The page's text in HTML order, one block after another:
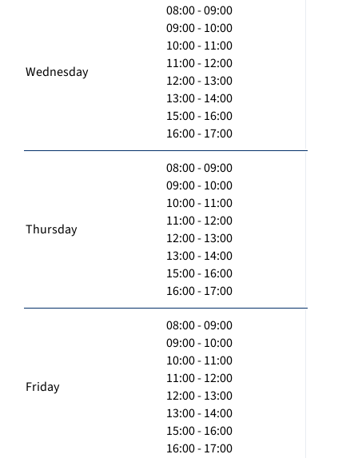
Wednesday
08:00 - 09:00
09:00 - 10:00
10:00 - 11:00
11:00 - 12:00
12:00 - 13:00
13:00 - 14:00
15:00 - 16:00
16:00 - 17:00
Thursday
08:00 - 09:00
09:00 - 10:00
10:00 - 11:00
11:00 - 12:00
12:00 - 13:00
13:00 - 14:00
15:00 - 16:00
16:00 - 17:00
Friday
08:00 - 09:00
09:00 - 10:00
10:00 - 11:00
11:00 - 12:00
12:00 - 13:00
13:00 - 14:00
15:00 - 16:00
16:00 - 17:00